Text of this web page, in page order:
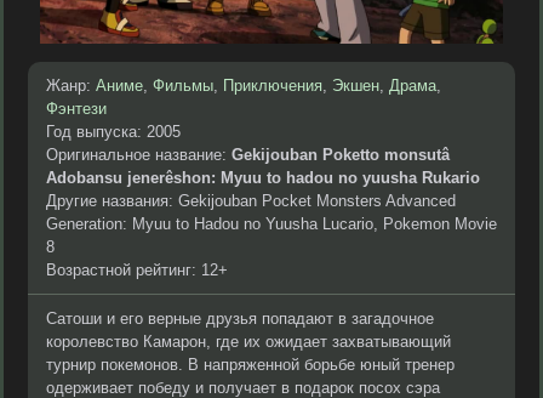
Жанр: Аниме, Фильмы, Приключения, Экшен, Драма,
Фэнтези
Год выпуска: 2005
Оригинальное название: Gekijouban Poketto monsutâ
Adobansu jenerêshon: Myuu to hadou no yuusha Rukario
Другие названия: Gekijouban Pocket Monsters Advanced
Generation: Myuu to Hadou no Yuusha Lucario, Pokemon Movie
8
Возрастной рейтинг: 12+
Сатоши и его верные друзья попадают в загадочное
королевство Камарон, где их ожидает захватывающий
турнир покемонов. В напряженной борьбе юный тренер
одерживает победу и получает в подарок посох сэра